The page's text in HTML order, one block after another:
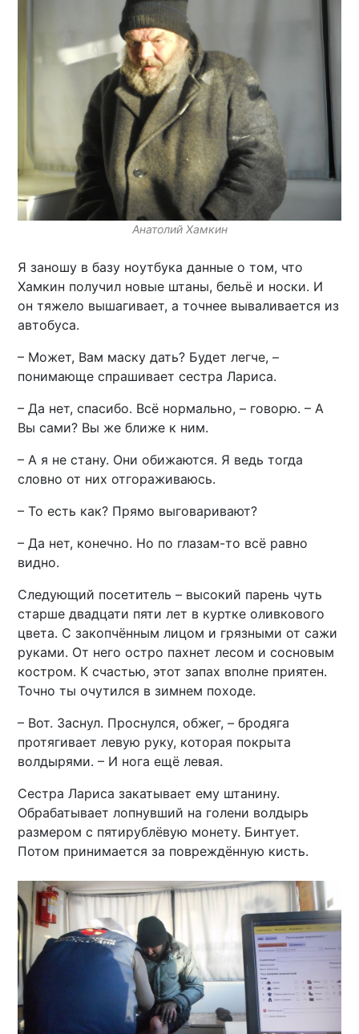
Анатолий Хамкин
Я заношу в базу ноутбука данные о том, что
Хамкин получил новые штаны, бельё и носки. И
он тяжело вышагивает, а точнее вываливается из
автобуса.
– Может, Вам маску дать? Будет легче, –
понимающе спрашивает сестра Лариса.
– Да нет, спасибо. Всё нормально, – говорю. – А
Вы сами? Вы же ближе к ним.
– А я не стану. Они обижаются. Я ведь тогда
словно от них отгораживаюсь.
– То есть как? Прямо выговаривают?
– Да нет, конечно. Но по глазам-то всё равно
видно.
Следующий посетитель – высокий парень чуть
старше двадцати пяти лет в куртке оливкового
цвета. С закопчённым лицом и грязными от сажи
руками. От него остро пахнет лесом и сосновым
костром. К счастью, этот запах вполне приятен.
Точно ты очутился в зимнем походе.
– Вот. Заснул. Проснулся, обжег, – бродяга
протягивает левую руку, которая покрыта
волдырями. – И нога ещё левая.
Сестра Лариса закатывает ему штанину.
Обрабатывает лопнувший на голени волдырь
размером с пятирублёвую монету. Бинтует.
Потом принимается за повреждённую кисть.